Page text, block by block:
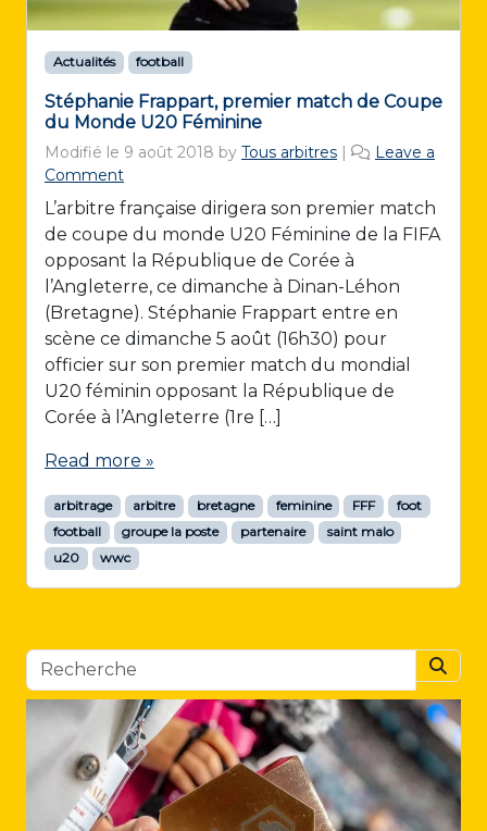
Actualités football
Stéphanie Frappart, premier match de Coupe
du Monde U20 Féminine
Modifié le 9 août 2018 by Tous arbitres
Leave a
Comment
L’arbitre française dirigera son premier match
de coupe du monde U20 Féminine de la FIFA
opposant la République de Corée à
l’Angleterre, ce dimanche à Dinan-Léhon
(Bretagne). Stéphanie Frappart entre en
scène ce dimanche 5 août (16h30) pour
officier sur son premier match du mondial
U20 féminin opposant la République de
Corée à l’Angleterre (1re […]
Read more »
arbitrage arbitre bretagne feminine FFF
foot
football
groupe la poste partenaire
saint malo
u20
wwc